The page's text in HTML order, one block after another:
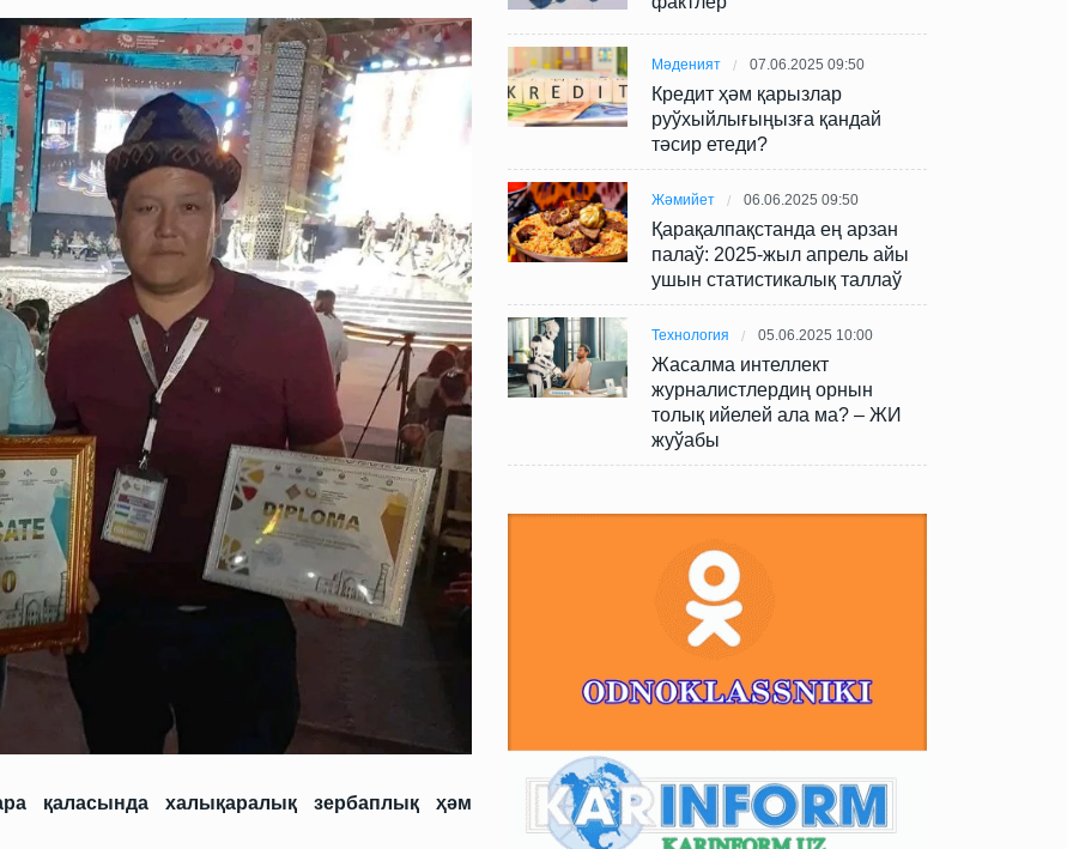
қаласында халықаралық зербаплық ҳәм
Мәденият 07.06.2025 09:50
Кредит ҳәм қарызлар
руўхыйлығыңызға қандай
тәсир етеди?
Жәмийет 06.06.2025 09:50
Қарақалпақстанда ең арзан
палаў: 2025-жыл апрель айы
ушын статистикалық таллаў
Технология 05.06.2025 10:00
Жасалма интеллект
журналистлердиң орнын
толық ийелей ала ма? – ЖИ
жуўабы